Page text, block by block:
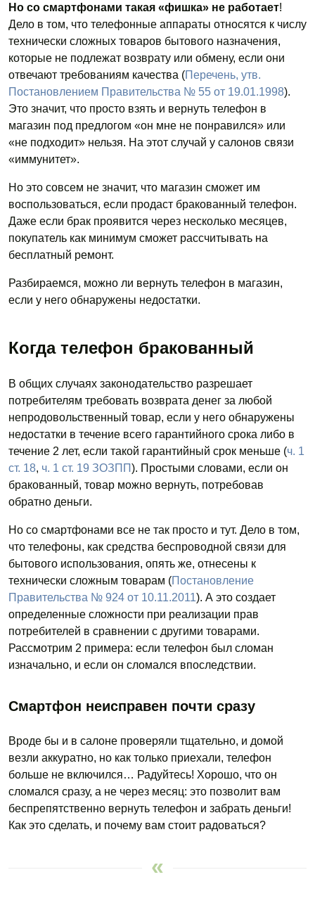
Но со смартфонами такая «фишка» не работает!
Дело в том, что телефонные аппараты относятся к числу
технически сложных товаров бытового назначения,
которые не подлежат возврату или обмену, если они
отвечают требованиям качества (Перечень, утв.
Постановлением Правительства № 55 от 19.01.1998).
Это значит, что просто взять и вернуть телефон в
магазин под предлогом «он мне не понравился» или
«не подходит» нельзя. На этот случай у салонов связи
«иммунитет».
Но это совсем не значит, что магазин сможет им
воспользоваться, если продаст бракованный телефон.
Даже если брак проявится через несколько месяцев,
покупатель как минимум сможет рассчитывать на
бесплатный ремонт.
Разбираемся, можно ли вернуть телефон в магазин,
если у него обнаружены недостатки.
Когда телефон бракованный
В общих случаях законодательство разрешает
потребителям требовать возврата денег за любой
непродовольственный товар, если у него обнаружены
недостатки в течение всего гарантийного срока либо в
течение 2 лет, если такой гарантийный срок меньше (ч. 1
ст. 18, ч. 1 ст. 19 ЗОЗПП). Простыми словами, если он
бракованный, товар можно вернуть, потребовав
обратно деньги.
Но со смартфонами все не так просто и тут. Дело в том,
что телефоны, как средства беспроводной связи для
бытового использования, опять же, отнесены к
технически сложным товарам (Постановление
Правительства № 924 от 10.11.2011). А это создает
определенные сложности при реализации прав
потребителей в сравнении с другими товарами.
Рассмотрим 2 примера: если телефон был сломан
изначально, и если он сломался впоследствии.
Смартфон неисправен почти сразу
Вроде бы и в салоне проверяли тщательно, и домой
везли аккуратно, но как только приехали, телефон
больше не включился… Радуйтесь! Хорошо, что он
сломался сразу, а не через месяц: это позволит вам
беспрепятственно вернуть телефон и забрать деньги!
Как это сделать, и почему вам стоит радоваться?